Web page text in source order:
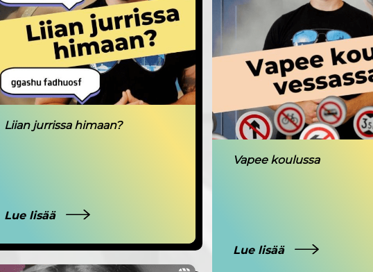
Liian jurrissa himaan?
Lue lisää
Vapee koulussa
Lue lisää